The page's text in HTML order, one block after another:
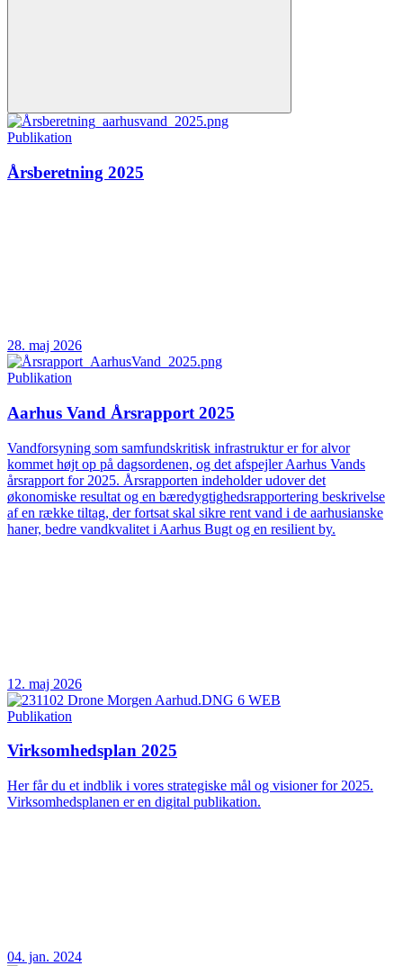
Publikation
Årsberetning 2025
28. maj 2026
Publikation
Aarhus Vand Årsrapport 2025
Vandforsyning som samfundskritisk infrastruktur er for alvor
kommet højt op på dagsordenen, og det afspejler Aarhus Vands
årsrapport for 2025. Årsrapporten indeholder udover det
økonomiske resultat og en bæredygtighedsrapportering beskrivelse
af en række tiltag, der fortsat skal sikre rent vand i de aarhusianske
haner, bedre vandkvalitet i Aarhus Bugt og en resilient by.
12. maj 2026
Publikation
Virksomhedsplan 2025
Her får du et indblik i vores strategiske mål og visioner for 2025.
Virksomhedsplanen er en digital publikation.
04. jan. 2024